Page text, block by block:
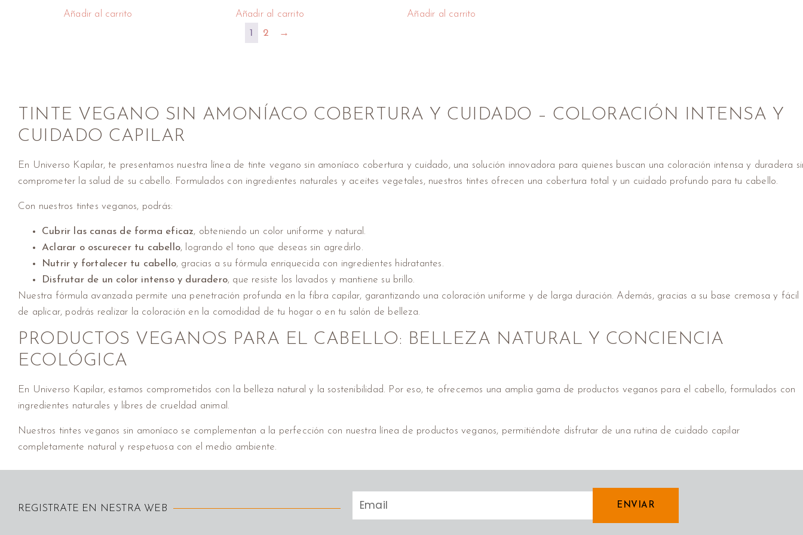
Añadir al carrito Añadir al carrito
Añadir al carrito
1
2 →
TINTE VEGANO SIN AMONÍACO COBERTURA Y CUIDADO – COLORACIÓN INTENSA Y
CUIDADO CAPILAR
En Universo Kapilar, te presentamos nuestra línea de tinte vegano sin amoníaco cobertura y cuidado, una solución innovadora para quienes buscan una coloración intensa y duradera
comprometer la salud de su cabello. Formulados con ingredientes naturales y aceites vegetales, nuestros tintes ofrecen una cobertura total y un cuidado profundo para tu cabello.
Con nuestros tintes veganos, podrás:
Cubrir las canas de forma eficaz, obteniendo un color uniforme y natural.
Aclarar o oscurecer tu cabello, logrando el tono que deseas sin agredirlo.
Nutrir y fortalecer tu cabello, gracias a su fórmula enriquecida con ingredientes hidratantes.
Disfrutar de un color intenso y duradero, que resiste los lavados y mantiene su brillo.
Nuestra fórmula avanzada permite una penetración profunda en la fibra capilar, garantizando una coloración uniforme y de larga duración. Además, gracias a su base cremosa y fácil
de aplicar, podrás realizar la coloración en la comodidad de tu hogar o en tu salón de belleza.
PRODUCTOS VEGANOS PARA EL CABELLO: BELLEZA NATURAL Y CONCIENCIA
ECOLÓGICA
En Universo Kapilar, estamos comprometidos con la belleza natural y la sostenibilidad. Por eso, te ofrecemos una amplia gama de productos veganos para el cabello, formulados con
ingredientes naturales y libres de crueldad animal.
Nuestros tintes veganos sin amoníaco se complementan a la perfección con nuestra línea de productos veganos, permitiéndote disfrutar de una rutina de cuidado capilar
completamente natural y respetuosa con el medio ambiente.
REGISTRATE EN NESTRA WEB ENVIAR